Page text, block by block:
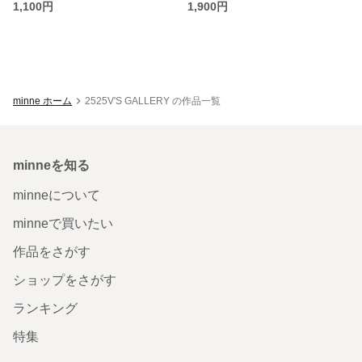
1,100円 1,900円
minne ホーム 2525V'S GALLERY の作品一覧
minneを知る
minneについて
minneで買いたい
作品をさがす
ショップをさがす
ランキング
特集